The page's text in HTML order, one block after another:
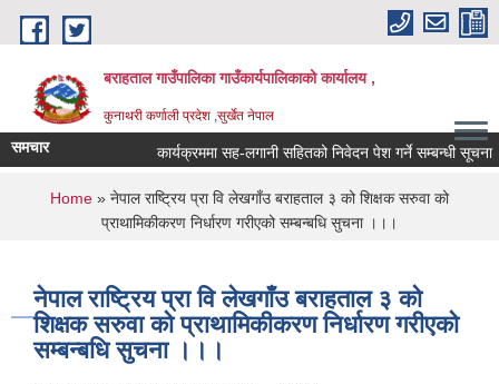
Skip to main content
बराहताल गाउँपालिका गाउँकार्यपालिकाको कार्यालय ,
कुनाथरी कर्णाली प्रदेश ,सुर्खेत नेपाल
समचार कार्यक्रममा सह-लगानी सहितको निवेदन पेश गर्ने सम्बन्धी सूचना
You are here
Home » नेपाल राष्ट्रिय प्रा वि लेखगाँउ बराहताल ३ को शिक्षक सरुवा को
प्राथामिकीकरण निर्धारण गरीएको सम्बन्बधि सुचना ।।।
नेपाल राष्ट्रिय प्रा वि लेखगाँउ बराहताल ३ को
शिक्षक सरुवा को प्राथामिकीकरण निर्धारण गरीएको
सम्बन्बधि सुचना ।।।